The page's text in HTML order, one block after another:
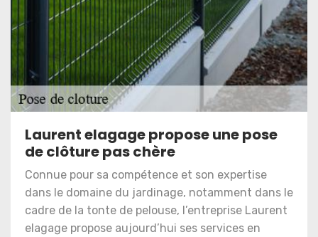
Laurent elagage propose une pose
de clôture pas chère
Connue pour sa compétence et son expertise
dans le domaine du jardinage, notamment dans le
cadre de la tonte de pelouse, l’entreprise Laurent
elagage propose aujourd’hui ses services en